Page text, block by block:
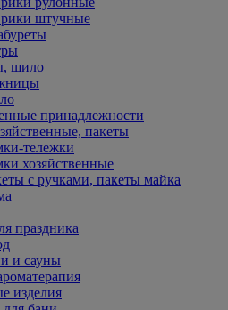
штучные
шило
принадлежности
пакеты
тележки
хозяйственные
с ручками, пакеты майка
праздника
и сауны
изделия